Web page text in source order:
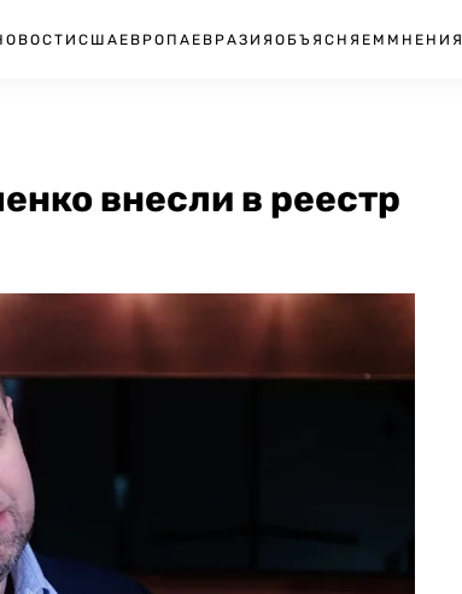
США ЕВРОПА ЕВРАЗИЯ ОБЪЯСНЯЕМ МНЕНИЯ
внесли в реестр